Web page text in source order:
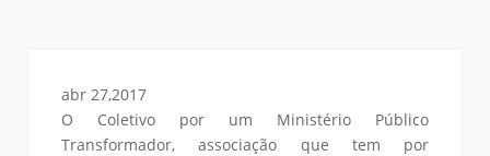
abr 27,2017
O Coletivo por um Ministério Público
Transformador, associação que tem por